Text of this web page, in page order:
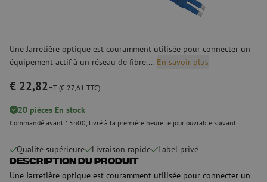
Une Jarretière optique est couramment utilisée pour connecter un
équipement actif à un réseau de fibre.... En savoir plus
€ 22,82HT (€ 27,61 TTC)
20 pièces En stock
Commandé avant 15h00, livré à la première heure le jour ouvrable suivant
Qualité supérieure Livraison rapide Label privé
Description du produit
Une Jarretière optique est couramment utilisée pour connecter un